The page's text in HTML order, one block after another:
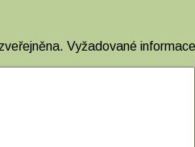
Vyžadované